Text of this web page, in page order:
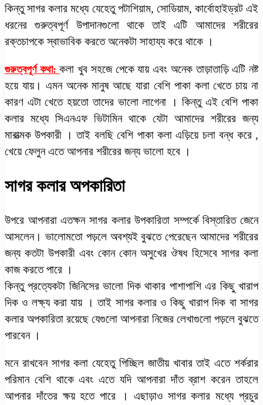
কিন্তু সাগর কলার মধ্যে যেহেতু পটাশিয়াম, সোডিয়াম, কার্বোহাইড্রট এই
ধরনের গুরুত্বপূর্ণ উপাদানগুলো থাকে তাই এটি আমাদের শরীরের
রক্তচাপকে স্বাভাবিক করতে অনেকটা সাহায্য করে থাকে ।
গুরুত্বপূর্ণ কথা:কলা খুব সহজে পেকে যায় এবং অনেক তাড়াতাড়ি এটি নষ্ট
হয়ে যায়। এমন অনেক মানুষ আছে যারা বেশি পাকা কলা খেতে চায় না
কারণ এটা খেতে হয়তো তাদের ভালো লাগেনা । কিন্তু এই বেশি পাকা
কলার মধ্যে সিএনএফ ভিটামিন থাকে যেটা আমাদের শরীরের জন্য
মারাত্মক উপকারী । তাই বলছি বেশি পাকা কলা এড়িয়ে চলা বন্ধ করে ,
খেয়ে ফেলুন এতে আপনার শরীরের জন্য ভালো হবে ।
সাগর কলার অপকারিতা
উপরে আপনারা এতক্ষন সাগর কলার উপকারিতা সম্পর্কে বিস্তারিত জেনে
আসলেন। ভালোমতো পড়লে অবশ্যই বুঝতে পেরেছেন আমাদের শরীরের
জন্য কতটা উপকারী এবং কোন কোন অসুখের ঔষধ হিসেবে সাগর কলা
কাজ করতে পারে ।
কিন্তু প্রত্যেকটা জিনিসের ভালো দিক থাকার পাশাপাশি এর কিছু খারাপ
দিক ও লক্ষ্য করা যায় । তাই সাগর কলার ও কিছু খারাপ দিক বা সাগর
কলার অপকারিতা রয়েছে যেগুলো আপনারা নিজের লেখাগুলো পড়লে বুঝতে
পারবেন ।
মনে রাখবেন সাগর কলা যেহেতু পিচ্ছিল জাতীয় খাবার তাই এতে শর্করার
পরিমান বেশি থাকে এবং এতে যদি আপনারা দাঁত ব্রাশ করেন তাহলে
আপনার দাঁতের ক্ষয় হতে পারে । এছাড়াও সাগর কলার মধ্যে প্রচুর